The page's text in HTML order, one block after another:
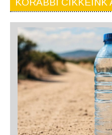
KORÁBBI CIKKEINK